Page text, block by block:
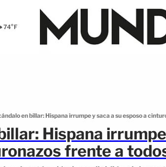
en billar: Hispana irrumpe y saca a su esposo a
Hispana
frente a